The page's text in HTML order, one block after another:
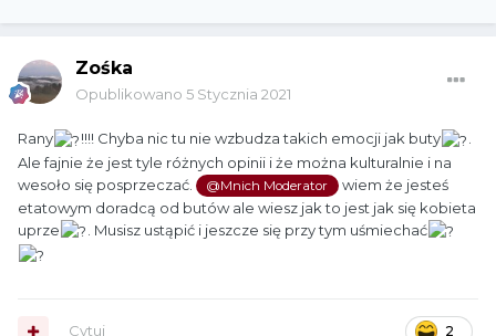
Zośka
Opublikowano 5 Stycznia 2021
Rany !!!! Chyba nic tu nie wzbudza takich emocji jak buty
.
Ale fajnie że jest tyle różnych opinii i że można kulturalnie i na
wesoło się posprzeczać.
@Mnich Moderator
wiem że jesteś
etatowym doradcą od butów ale wiesz jak to jest jak się kobieta
uprze
. Musisz ustąpić i jeszcze się przy tym uśmiechać
2
Cytuj